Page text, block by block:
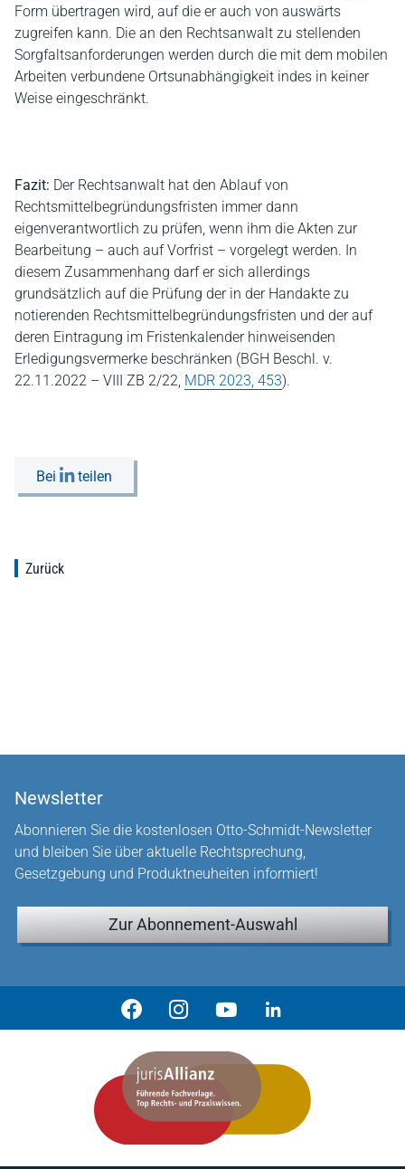
Form übertragen wird, auf die er auch von auswärts
zugreifen kann. Die an den Rechtsanwalt zu stellenden
Sorgfaltsanforderungen werden durch die mit dem mobilen
Arbeiten verbundene Ortsunabhängigkeit indes in keiner
Weise eingeschränkt.
Fazit: Der Rechtsanwalt hat den Ablauf von
Rechtsmittelbegründungsfristen immer dann
eigenverantwortlich zu prüfen, wenn ihm die Akten zur
Bearbeitung – auch auf Vorfrist – vorgelegt werden. In
diesem Zusammenhang darf er sich allerdings
grundsätzlich auf die Prüfung der in der Handakte zu
notierenden Rechtsmittelbegründungsfristen und der auf
deren Eintragung im Fristenkalender hinweisenden
Erledigungsvermerke beschränken (BGH Beschl. v.
22.11.2022 – VIII ZB 2/22, MDR 2023, 453).
Bei teilen
Zurück
Newsletter
Abonnieren Sie die kostenlosen Otto-Schmidt-Newsletter
und bleiben Sie über aktuelle Rechtsprechung,
Gesetzgebung und Produktneuheiten informiert!
Zur Abonnement-Auswahl